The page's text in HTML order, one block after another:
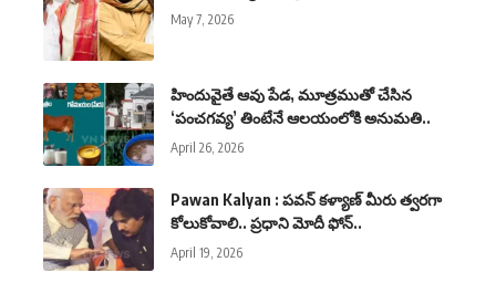
May 7, 2026
హిందువైతే ఆవు పేడ, మూత్రముతో చేసిన
‘పంచగవ్య’ తింటేనే ఆలయంలోకి అనుమతి..
April 26, 2026
Pawan Kalyan : పవన్ కళ్యాణ్ మీరు త్వరగా
కోలుకోవాలి.. ప్రధాని మోదీ ఫోన్..
April 19, 2026